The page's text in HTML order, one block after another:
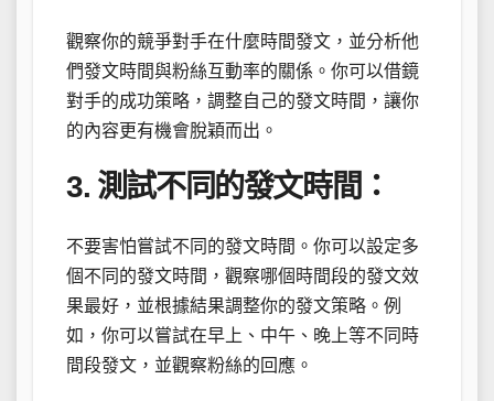
觀察你的競爭對手在什麼時間發文，並分析他
們發文時間與粉絲互動率的關係。你可以借鏡
對手的成功策略，調整自己的發文時間，讓你
的內容更有機會脫穎而出。
3. 測試不同的發文時間：
不要害怕嘗試不同的發文時間。你可以設定多
個不同的發文時間，觀察哪個時間段的發文效
果最好，並根據結果調整你的發文策略。例
如，你可以嘗試在早上、中午、晚上等不同時
間段發文，並觀察粉絲的回應。